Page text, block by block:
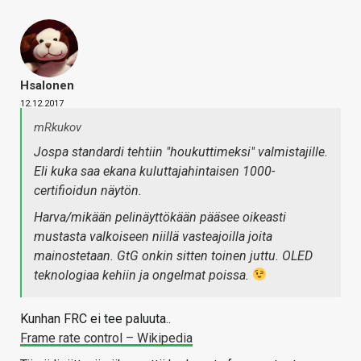
Hsalonen
12.12.2017
mRkukov
Jospa standardi tehtiin "houkuttimeksi" valmistajille.
Eli kuka saa ekana kuluttajahintaisen 1000-
certifioidun näytön.
Harva/mikään pelinäyttökään pääsee oikeasti
mustasta valkoiseen niillä vasteajoilla joita
mainostetaan. GtG onkin sitten toinen juttu. OLED
teknologiaa kehiin ja ongelmat poissa.
Kunhan FRC ei tee paluuta..
Frame rate control – Wikipedia